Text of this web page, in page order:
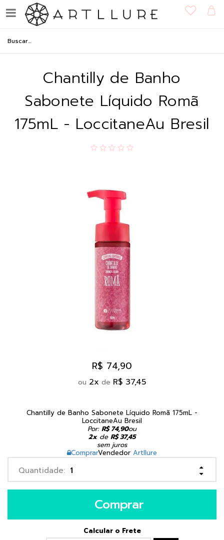
Chantilly de Banho
Sabonete Líquido Romã
175mL - LoccitaneAu Bresil
R$ 74,90
ou 2x de R$ 37,45
Chantilly de Banho Sabonete Líquido Romã 175mL -
LoccitaneAu Bresil
Por: R$ 74,90ou
2xde R$ 37,45
sem juros
ComprarVendedor Artllure
Comprar
Calcular o Frete